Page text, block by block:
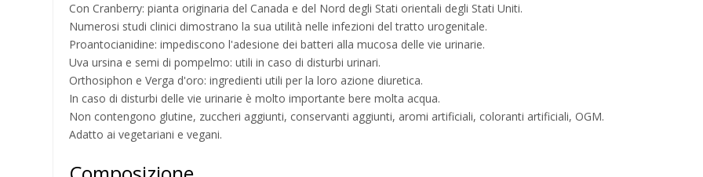
Con Cranberry: pianta originaria del Canada e del Nord degli Stati orientali degli Stati Uniti.
Numerosi studi clinici dimostrano la sua utilità nelle infezioni del tratto urogenitale.
Proantocianidine: impediscono l'adesione dei batteri alla mucosa delle vie urinarie.
Uva ursina e semi di pompelmo: utili in caso di disturbi urinari.
Orthosiphon e Verga d'oro: ingredienti utili per la loro azione diuretica.
In caso di disturbi delle vie urinarie è molto importante bere molta acqua.
Non contengono glutine, zuccheri aggiunti, conservanti aggiunti, aromi artificiali, coloranti artificiali, OGM.
Adatto ai vegetariani e vegani.